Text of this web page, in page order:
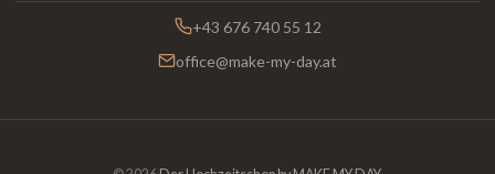
+43 676 740 55 12
office@make-my-day.at